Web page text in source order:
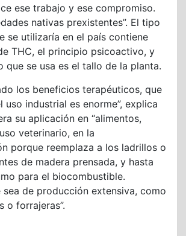
ese trabajo y ese compromiso.
nativas prexistentes”. El tipo
se utilizaría en el país contiene
THC, el principio psicoactivo, y
que se usa es el tallo de la planta.
los beneficios terapéuticos, que
uso industrial es enorme”, explica
su aplicación en “alimentos,
veterinario, en la
porque reemplaza a los ladrillos o
de madera prensada, y hasta
para el biocombustible.
sea de producción extensiva, como
o forrajeras”.